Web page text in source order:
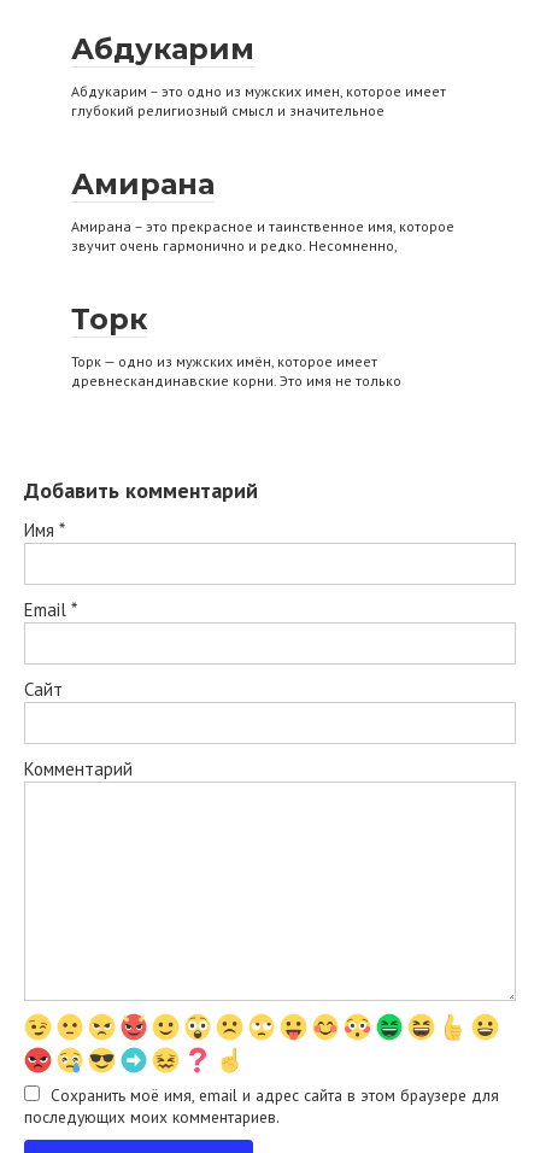
Абдукарим
Абдукарим – это одно из мужских имен, которое имеет
глубокий религиозный смысл и значительное
Амирана
Амирана – это прекрасное и таинственное имя, которое
звучит очень гармонично и редко. Несомненно,
Торк
Торк — одно из мужских имён, которое имеет
древнескандинавские корни. Это имя не только
Добавить комментарий
Имя *
Email *
Сайт
Комментарий
Сохранить моё имя, email и адрес сайта в этом браузере для
последующих моих комментариев.